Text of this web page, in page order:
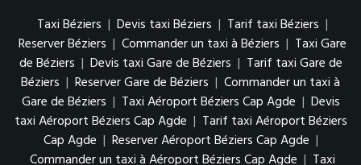
Taxi Béziers | Devis taxi Béziers | Tarif taxi Béziers |
Reserver Béziers | Commander un taxi à Béziers | Taxi Gare
de Béziers | Devis taxi Gare de Béziers | Tarif taxi Gare de
Béziers | Reserver Gare de Béziers | Commander un taxi à
Gare de Béziers | Taxi Aéroport Béziers Cap Agde | Devis
taxi Aéroport Béziers Cap Agde | Tarif taxi Aéroport Béziers
Cap Agde | Reserver Aéroport Béziers Cap Agde |
Commander un taxi à Aéroport Béziers Cap Agde | Taxi